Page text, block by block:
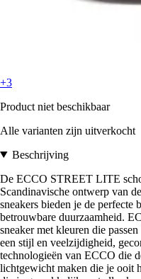
+3
Product niet beschikbaar
Alle varianten zijn uitverkocht
Beschrijving
De ECCO STREET LITE
Scandinavische ontwerp van
sneakers bieden je de perfecte
betrouwbare duurzaamheid.
sneaker met kleuren die
een stijl en veelzijdigheid,
technologieën van ECCO die
lichtgewicht maken die je ooit